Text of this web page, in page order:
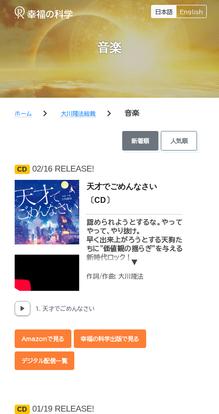
日本語 English
音楽
ホーム chevron_right 大川隆法総裁 chevron_right 音楽
新着順 人気順
CD 02/16 RELEASE!
1. 天才でごめんなさい
天才でごめんなさい
〔CD〕
認められようとするな。やって
やって、やり抜け。
早く出来上がろうとする天狗た
ちに"価値観の揺らぎ"を与える
新時代ロック！
「早く活躍して認められたい」と
重ね、自分の道を歩み続けるこ
◆収録内容
作詞/作曲: 大川隆法
Amazonで見る 幸福の科学出版で見る
デジタル配信一覧
CD 01/19 RELEASE!